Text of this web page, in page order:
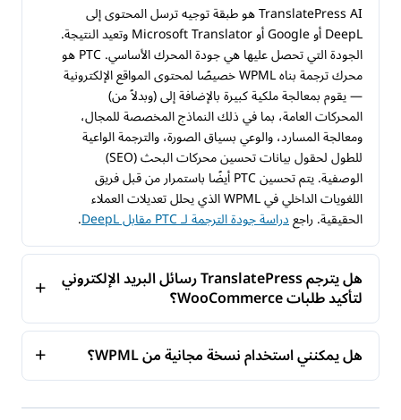
TranslatePress AI هو طبقة توجيه ترسل المحتوى إلى
DeepL أو Google أو Microsoft Translator وتعيد النتيجة.
الجودة التي تحصل عليها هي جودة المحرك الأساسي. PTC هو
محرك ترجمة بناه WPML خصيصًا لمحتوى المواقع الإلكترونية
— يقوم بمعالجة ملكية كبيرة بالإضافة إلى (وبدلاً من)
المحركات العامة، بما في ذلك النماذج المخصصة للمجال،
ومعالجة المسارد، والوعي بسياق الصورة، والترجمة الواعية
للطول لحقول بيانات تحسين محركات البحث (SEO)
الوصفية. يتم تحسين PTC أيضًا باستمرار من قبل فريق
اللغويات الداخلي في WPML الذي يحلل تعديلات العملاء
الحقيقية. راجعدراسة جودة الترجمة لـ PTC مقابل DeepL .
هل يترجم TranslatePress رسائل البريد الإلكتروني
لتأكيد طلبات WooCommerce؟
هل يمكنني استخدام نسخة مجانية من WPML؟